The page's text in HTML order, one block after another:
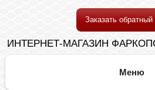
Заказать обратный
ИНТЕРНЕТ-МАГАЗИН